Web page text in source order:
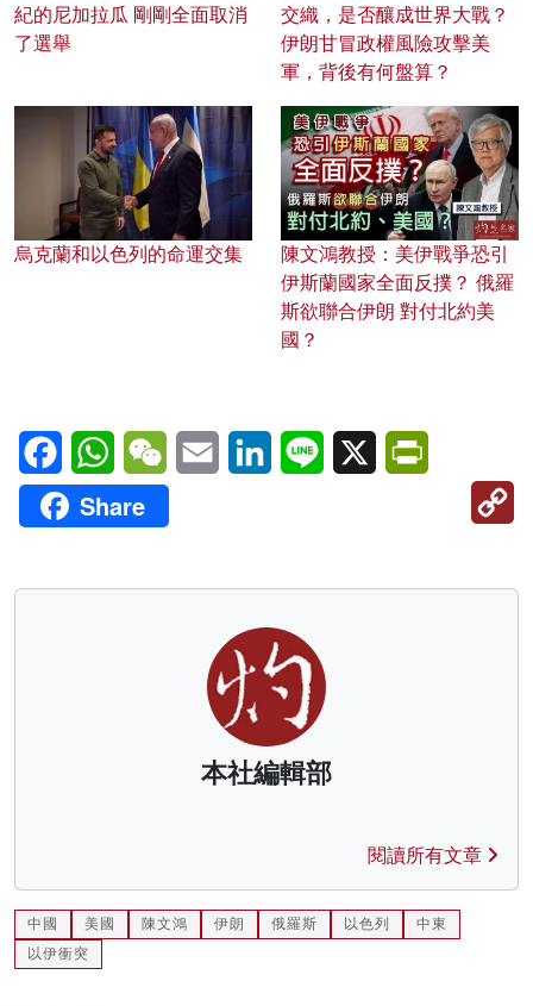
紀的尼加拉瓜 剛剛全面取消
了選舉
交織，是否釀成世界大戰？
伊朗甘冒政權風險攻擊美
軍，背後有何盤算？
烏克蘭和以色列的命運交集
陳文鴻教授：美伊戰爭恐引
伊斯蘭國家全面反撲？ 俄羅
斯欲聯合伊朗 對付北約美
國？
FacebookWhatsAppWeChatEmail LinkedInLine X
Share
本社編輯部
閱讀所有文章
中國 美國 陳文鴻 伊朗 俄羅斯 以色列
中東
以伊衝突